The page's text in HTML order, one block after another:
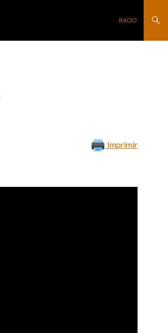
SALTAR AL
INICIO
Imprimir